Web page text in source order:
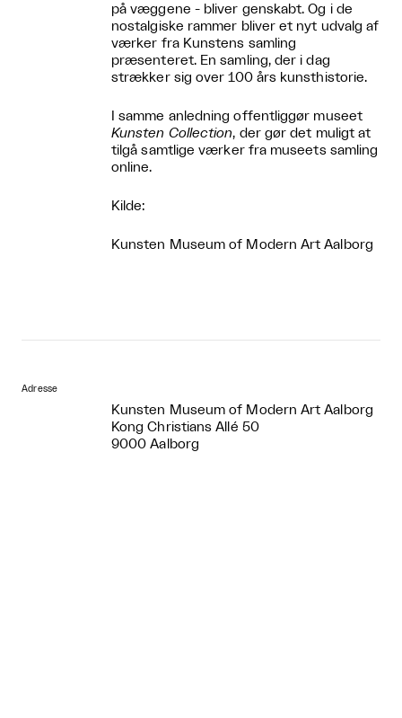
på væggene - bliver genskabt. Og i de
nostalgiske rammer bliver et nyt udvalg af
værker fra Kunstens samling
præsenteret. En samling, der i dag
strækker sig over 100 års kunsthistorie.
I samme anledning offentliggør museet
Kunsten Collection, der gør det muligt at
tilgå samtlige værker fra museets samling
online.
Kilde:
Kunsten Museum of Modern Art Aalborg
Adresse
Kunsten Museum of Modern Art Aalborg
Kong Christians Allé 50
9000 Aalborg